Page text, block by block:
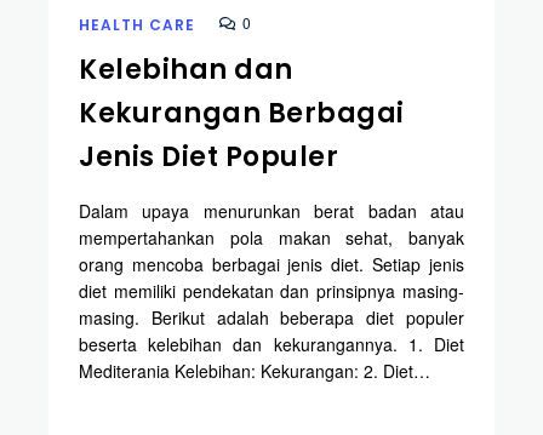
HEALTH CARE 0
Kelebihan dan
Kekurangan Berbagai
Jenis Diet Populer
Dalam upaya menurunkan berat badan atau
mempertahankan pola makan sehat, banyak
orang mencoba berbagai jenis diet. Setiap jenis
diet memiliki pendekatan dan prinsipnya masing-
masing. Berikut adalah beberapa diet populer
beserta kelebihan dan kekurangannya. 1. Diet
Mediterania Kelebihan: Kekurangan: 2. Diet…